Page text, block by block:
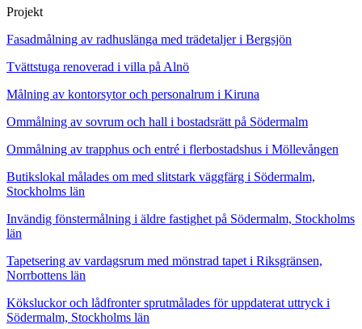
Projekt
Fasadmålning av radhuslänga med trädetaljer i Bergsjön
Tvättstuga renoverad i villa på Alnö
Målning av kontorsytor och personalrum i Kiruna
Ommålning av sovrum och hall i bostadsrätt på Södermalm
Ommålning av trapphus och entré i flerbostadshus i Möllevången
Butikslokal målades om med slitstark väggfärg i Södermalm,
Stockholms län
Invändig fönstermålning i äldre fastighet på Södermalm, Stockholms
län
Tapetsering av vardagsrum med mönstrad tapet i Riksgränsen,
Norrbottens län
Köksluckor och lådfronter sprutmålades för uppdaterat uttryck i
Södermalm, Stockholms län